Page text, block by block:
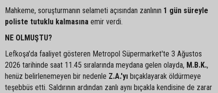
Mahkeme, soruşturmanın selameti açısından zanlının 1 gün süreyle
poliste tutuklu kalmasına emir verdi.
NE OLMUŞTU?
Lefkoşa'da faaliyet gösteren Metropol Süpermarket'te 3 Ağustos
2026 tarihinde saat 11.45 sıralarında meydana gelen olayda, M.B.K.,
henüz belirlenemeyen bir nedenle Z.A.'yı bıçaklayarak öldürmeye
teşebbüs etti. Saldırının ardından zanlı aynı bıçakla kendisine de zarar